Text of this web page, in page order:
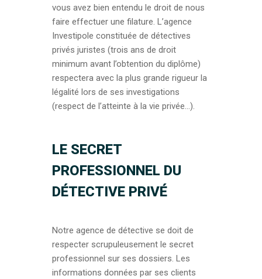
vous avez bien entendu le droit de nous
faire effectuer une filature. L’agence
Investipole constituée de détectives
privés juristes (trois ans de droit
minimum avant l’obtention du diplôme)
respectera avec la plus grande rigueur la
légalité lors de ses investigations
(respect de l’atteinte à la vie privée…).
LE SECRET
PROFESSIONNEL DU
DÉTECTIVE PRIVÉ
Notre agence de détective se doit de
respecter scrupuleusement le secret
professionnel sur ses dossiers. Les
informations données par ses clients